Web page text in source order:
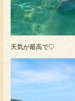
天気が最高で♡